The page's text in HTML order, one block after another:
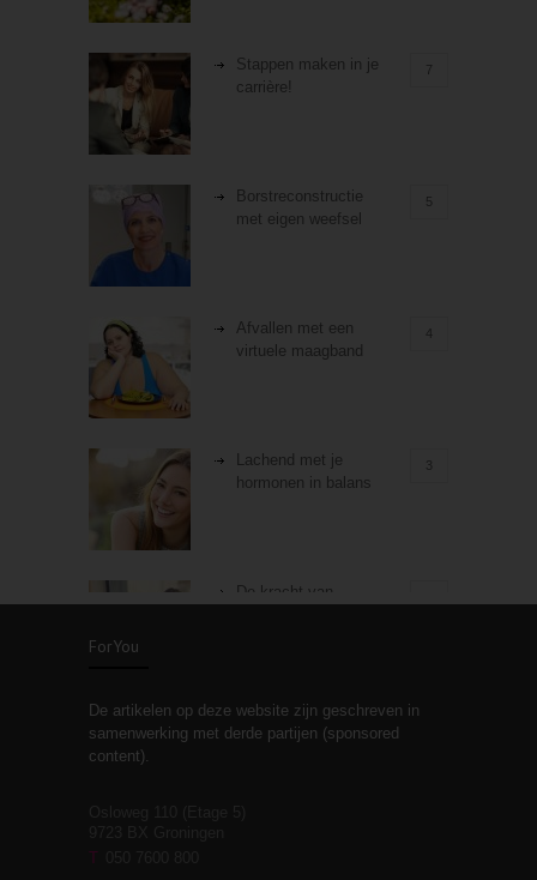
Stappen maken in je
carrière!
7
Borstreconstructie
met eigen weefsel
5
Afvallen met een
virtuele maagband
4
Lachend met je
hormonen in balans
3
De kracht van
Stiefouderschap en
relaties
ForYou
De artikelen op deze website zijn geschreven in
samenwerking met derde partijen (sponsored
content).
T